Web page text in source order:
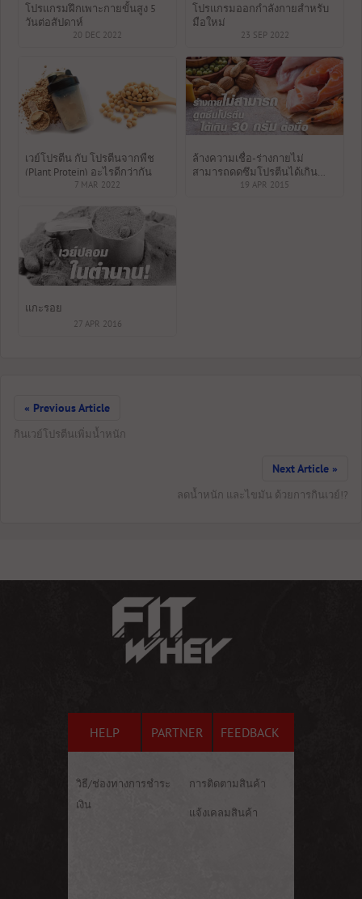
โปรแกรมฝึกเพาะกายขั้นสูง 5
วันต่อสัปดาห์
20 DEC 2022
โปรแกรมออกกำลังกายสำหรับ
มือใหม่
23 SEP 2022
เวย์โปรตีน กับ โปรตีนจากพืช
(Plant Protein) อะไรดีกว่ากัน
7 MAR 2022
ล้างความเชื่อ-ร่างกายไม่
สามารถดูดซึมโปรตีนได้เกิน
30กรัมต่อมื้อ19 APR 2015
แกะรอย
27 APR 2016
« Previous Article
กินเวย์โปรตีนเพิ่มน้ำหนัก
Next Article »
ลดน้ำหนัก และไขมัน ด้วยการกินเวย์!?
HELP PARTNER FEEDBACK
วิธี/ช่องทางการชำระ
เงิน
การติดตามสินค้า
แจ้งเคลมสินค้า